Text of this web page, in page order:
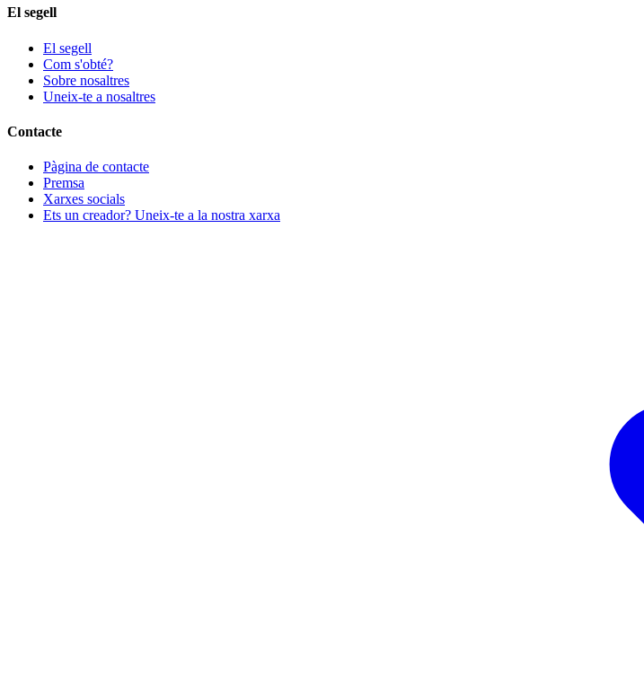
El segell
El segell
Com s'obté?
Sobre nosaltres
Uneix-te a nosaltres
Contacte
Pàgina de contacte
Premsa
Xarxes socials
Ets un creador? Uneix-te a la nostra xarxa